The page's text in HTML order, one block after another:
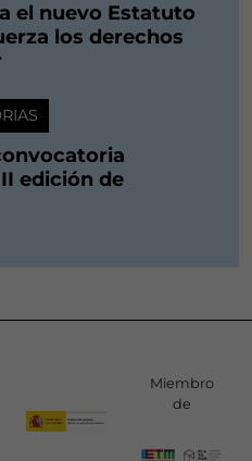
el nuevo Estatuto
los derechos
edición de
Miembro
de